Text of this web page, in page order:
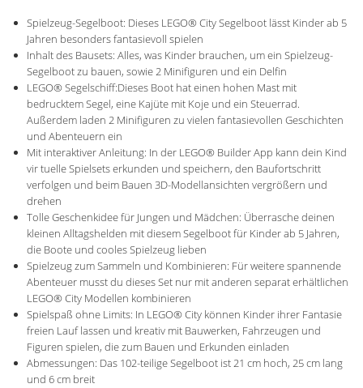
Spielzeug-Segelboot: Dieses LEGO® City Segelboot lässt Kinder ab 5
Jahren besonders fantasievoll spielen
Inhalt des Bausets: Alles, was Kinder brauchen, um ein Spielzeug-
Segelboot zu bauen, sowie 2 Minifiguren und ein Delfin
LEGO® Segelschiff:Dieses Boot hat einen hohen Mast mit
bedrucktem Segel, eine Kajüte mit Koje und ein Steuerrad.
Außerdem laden 2 Minifiguren zu vielen fantasievollen Geschichten
und Abenteuern ein
Mit interaktiver Anleitung: In der LEGO® Builder App kann dein Kind
vir tuelle Spielsets erkunden und speichern, den Baufortschritt
verfolgen und beim Bauen 3D-Modellansichten vergrößern und
drehen
Tolle Geschenkidee für Jungen und Mädchen: Überrasche deinen
kleinen Alltagshelden mit diesem Segelboot für Kinder ab 5 Jahren,
die Boote und cooles Spielzeug lieben
Spielzeug zum Sammeln und Kombinieren: Für weitere spannende
Abenteuer musst du dieses Set nur mit anderen separat erhältlichen
LEGO® City Modellen kombinieren
Spielspaß ohne Limits: In LEGO® City können Kinder ihrer Fantasie
freien Lauf lassen und kreativ mit Bauwerken, Fahrzeugen und
Figuren spielen, die zum Bauen und Erkunden einladen
Abmessungen: Das 102-teilige Segelboot ist 21 cm hoch, 25 cm lang
und 6 cm breit